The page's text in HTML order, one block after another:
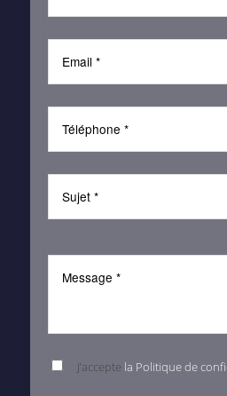
J’accepte la Politique de